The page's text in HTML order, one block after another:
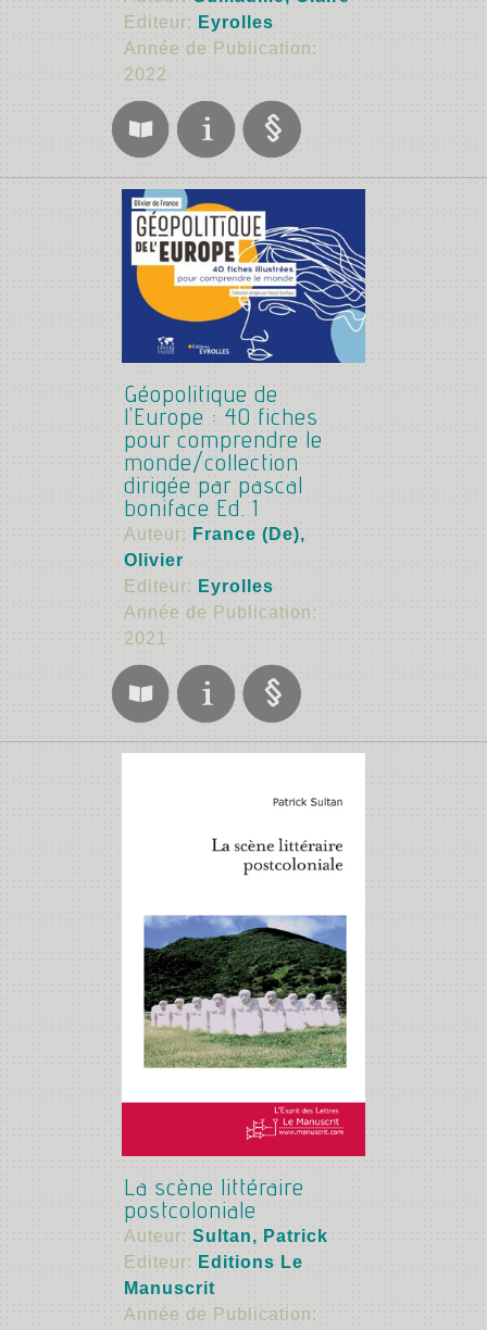
Editeur: Eyrolles
Année de Publication:
2022
Géopolitique de
l'Europe : 40 fiches
pour comprendre le
monde/collection
dirigée par pascal
boniface Ed. 1
Auteur: France (De),
Olivier
Editeur: Eyrolles
Année de Publication:
2021
La scène littéraire
postcoloniale
Auteur:Sultan, Patrick
Editeur: Editions Le
Manuscrit
Année de Publication: